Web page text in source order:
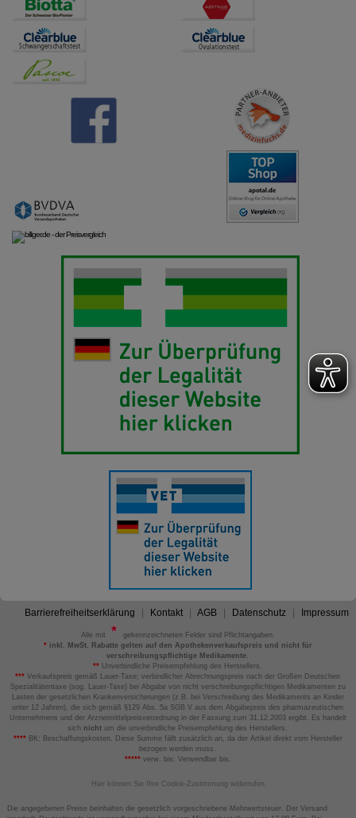
Barrierefreiheitserklärung Kontakt AGB Datenschutz Impressum
Alle mit
gekennzeichneten Felder sind Pflichtangaben.
*inkl. MwSt. Rabatte gelten auf den Apothekenverkaufspreis und nicht für
verschreibungspflichtige Medikamente.
** Unverbindliche Preisempfehlung des Herstellers.
*** Verkaufspreis gemäß Lauer-Taxe; verbindlicher Abrechnungspreis nach der Großen Deutschen
Spezialitätentaxe (sog. Lauer-Taxe) bei Abgabe von nicht verschreibungspflichtigen Medikamenten zu
Lasten der gesetzlichen Krankenversicherungen (z.B. bei Verschreibung des Medikaments an Kinder
unter 12 Jahren), die sich gemäß §129 Abs. 5a SGB V aus dem Abgabepreis des pharmazeutischen
Unternehmens und der Arzneimittelpreisverordnung in der Fassung zum 31.12.2003 ergibt. Es handelt
sich nicht um die unverbindliche Preisempfehlung des Herstellers.
****BK: Beschaffungskosten. Diese Summe fällt zusätzlich an, da der Artikel direkt vom Hersteller
bezogen werden muss.
*****verw. bis: Verwendbar bis.
Hier können Sie Ihre Cookie-Zustimmung widerrufen
Die angegebenen Preise beinhalten die gesetzlich vorgeschriebene Mehrwertsteuer. Der Versand